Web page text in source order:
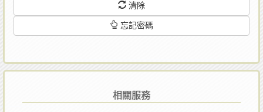
清除
忘記密碼
相關服務